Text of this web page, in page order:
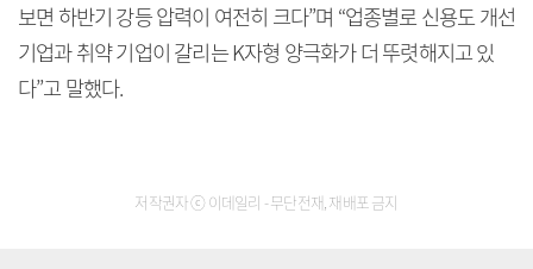
보면 하반기 강등 압력이 여전히 크다”며 “업종별로 신용도 개선
기업과 취약 기업이 갈리는 K자형 양극화가 더 뚜렷해지고 있
다”고 말했다.
저작권자 ⓒ 이데일리 - 무단전재, 재배포 금지